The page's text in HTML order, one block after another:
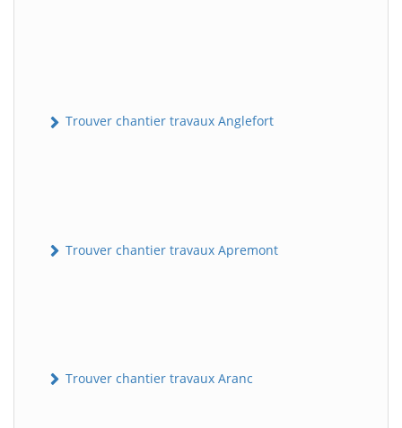
Trouver chantier travaux Anglefort
Trouver chantier travaux Apremont
Trouver chantier travaux Aranc